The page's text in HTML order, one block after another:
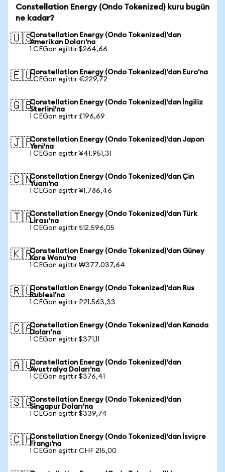
Constellation Energy (Ondo Tokenized) kuru bugün
ne kadar?
🇺🇸Constellation Energy (Ondo Tokenized)'dan
Amerikan Doları'na
1 CEGon eşittir $264,66
🇪🇺Constellation Energy (Ondo Tokenized)'dan Euro'na
1 CEGon eşittir €229,72
🇬🇧Constellation Energy (Ondo Tokenized)'dan İngiliz
Sterlini'na
1 CEGon eşittir £196,69
🇯🇵Constellation Energy (Ondo Tokenized)'dan Japon
Yeni'na
1 CEGon eşittir ¥41.951,31
🇨🇳Constellation Energy (Ondo Tokenized)'dan Çin
Yuanı'na
1 CEGon eşittir ¥1.786,46
🇹🇷Constellation Energy (Ondo Tokenized)'dan Türk
Lirası'na
1 CEGon eşittir ₺12.596,05
🇰🇷Constellation Energy (Ondo Tokenized)'dan Güney
Kore Wonu'na
1 CEGon eşittir ₩377.037,64
🇷🇺Constellation Energy (Ondo Tokenized)'dan Rus
Rublesi'na
1 CEGon eşittir ₽21.563,33
🇨🇦Constellation Energy (Ondo Tokenized)'dan Kanada
Doları'na
1 CEGon eşittir $371,11
🇦🇺Constellation Energy (Ondo Tokenized)'dan
Avustralya Doları'na
1 CEGon eşittir $376,41
🇸🇬Constellation Energy (Ondo Tokenized)'dan
Singapur Doları'na
1 CEGon eşittir $339,74
🇨🇭Constellation Energy (Ondo Tokenized)'dan İsviçre
Frangı'na
1 CEGon eşittir CHF 215,00